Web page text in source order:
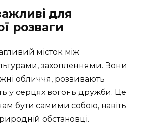
для
розваги
місток між
захопленнями. Вони
обличчя, розвивають
у серцях вогонь дружби. Це
бути самими собою, навіть
обстановці.